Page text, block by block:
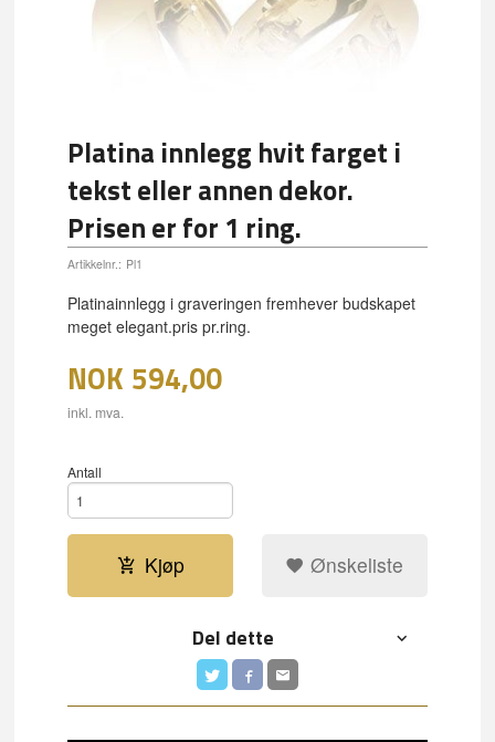
Platina innlegg hvit farget i
tekst eller annen dekor.
Prisen er for 1 ring.
Artikkelnr.: Pl1
Platinainnlegg i graveringen fremhever budskapet
meget elegant.pris pr.ring.
NOK 594,00
inkl. mva.
Antall
Kjøp Ønskeliste
Del dette